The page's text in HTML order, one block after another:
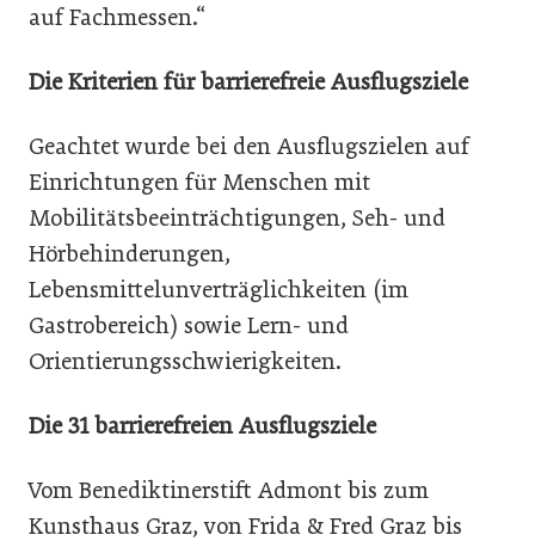
auf Fachmessen.“
Die Kriterien für barrierefreie Ausflugsziele
Geachtet wurde bei den Ausflugszielen auf
Einrichtungen für Menschen mit
Mobilitätsbeeinträchtigungen, Seh- und
Hörbehinderungen,
Lebensmittelunverträglichkeiten (im
Gastrobereich) sowie Lern- und
Orientierungsschwierigkeiten.
Die 31 barrierefreien Ausflugsziele
Vom Benediktinerstift Admont bis zum
Kunsthaus Graz, von Frida & Fred Graz bis